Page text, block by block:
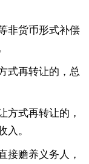
非货币形式补偿
式再转让的 ， 总
方式再转让的 ，
入。
赡养义务人 ，